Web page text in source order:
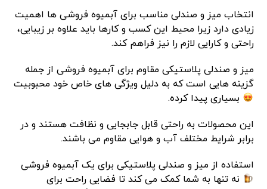
انتخاب میز و صندلی مناسب برای آبمیوه فروشی ها اهمیت
زیادی دارد زیرا محیط این کسب و کارها باید علاوه بر زیبایی،
راحتی و کارایی لازم را نیز فراهم کند.
میز و صندلی پلاستیکی مقاوم برای آبمیوه فروشی از جمله
گزینه هایی است که به دلیل ویژگی های خاص خود محبوبیت
بسیاری پیدا کرده‌.
این محصولات به راحتی قابل جابجایی و نظافت هستند و در
برابر شرایط مختلف آب و هوایی مقاوم می باشند.
استفاده از میز و صندلی پلاستیکی برای یک آبمیوه فروشی
نه تنها به شما کمک می کند تا فضایی راحت برای